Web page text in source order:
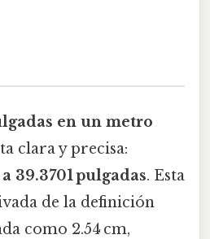
en un metro
clara y precisa:
39.3701 pulgadas. Esta
de la definición
como 2.54 cm,